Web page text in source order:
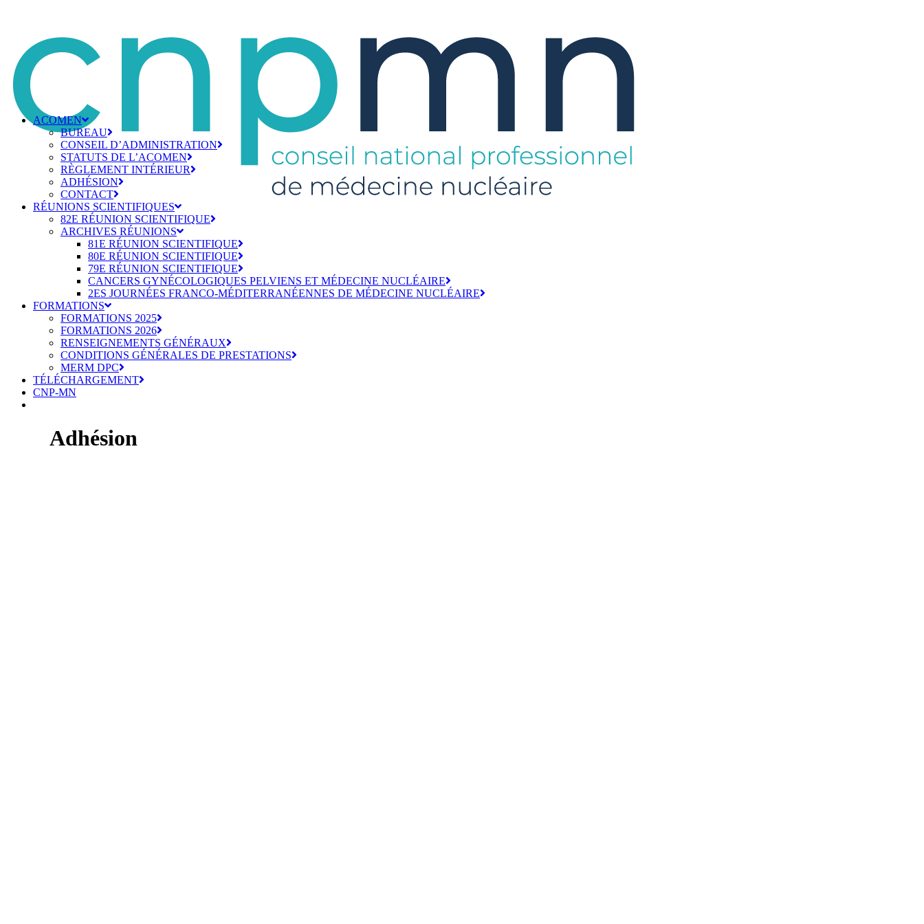
ACOMEN
BUREAU
CONSEIL D’ADMINISTRATION
STATUTS DE L’ACOMEN
RÈGLEMENT INTÉRIEUR
ADHÉSION
CONTACT
RÉUNIONS SCIENTIFIQUES
82E RÉUNION SCIENTIFIQUE
ARCHIVES RÉUNIONS
81E RÉUNION SCIENTIFIQUE
80E RÉUNION SCIENTIFIQUE
79E RÉUNION SCIENTIFIQUE
CANCERS GYNÉCOLOGIQUES PELVIENS ET MÉDECINE NUCLÉAIRE
2ES JOURNÉES FRANCO-MÉDITERRANÉENNES DE MÉDECINE NUCLÉAIRE
FORMATIONS
FORMATIONS 2025
FORMATIONS 2026
RENSEIGNEMENTS GÉNÉRAUX
CONDITIONS GÉNÉRALES DE PRESTATIONS
MERM DPC
TÉLÉCHARGEMENT
CNP-MN
Adhésion